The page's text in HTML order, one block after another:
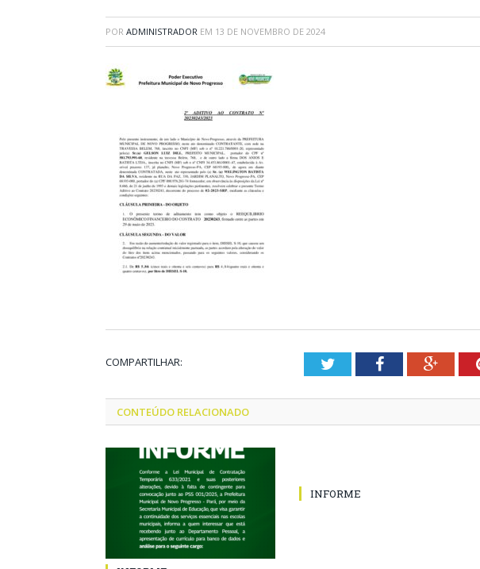
POR ADMINISTRADOR EM 13 DE NOVEMBRO DE 2024
COMPARTILHAR: TwitterFacebook
CONTEÚDO RELACIONADO
INFORME